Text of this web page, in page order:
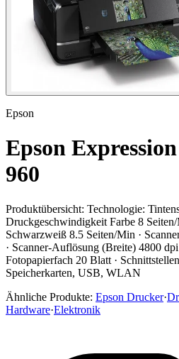
Epson
Epson
960
Produktübersicht: Technologie:
Druckgeschwindigkeit Farbe 8
Schwarzweiß 8.5 Seiten/Min ·
· Scanner-Auflösung (Breite) 4800
Fotopapierfach 20 Blatt ·
Speicherkarten, USB, WLAN
Ähnliche Produkte: Epson Drucker·
Hardware·Elektronik